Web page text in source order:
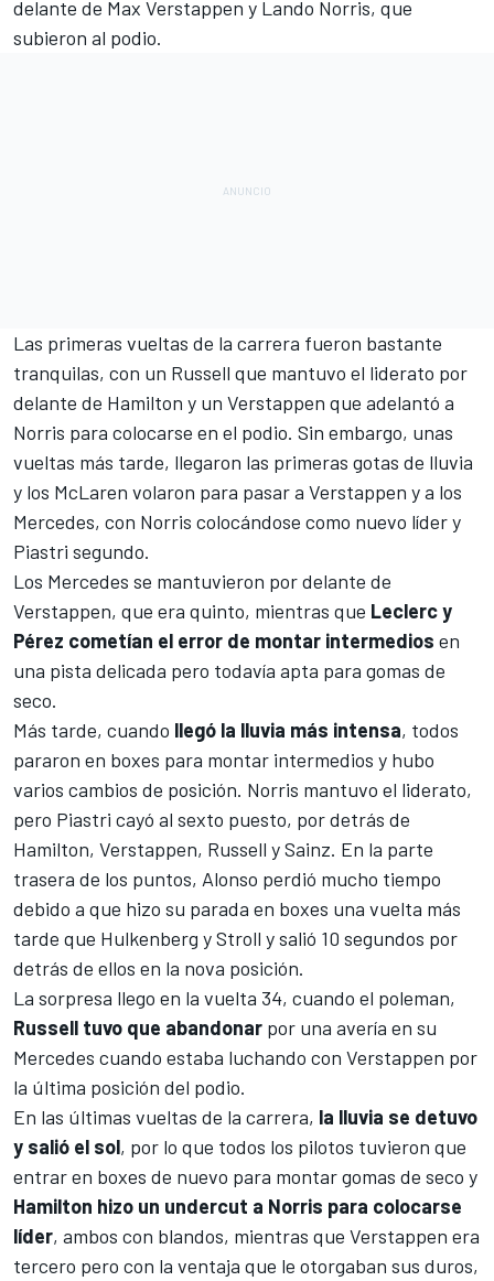
delante de Max Verstappen y Lando Norris, que
subieron al podio.
Las primeras vueltas de la carrera fueron bastante
tranquilas, con un Russell que mantuvo el liderato por
delante de Hamilton y un Verstappen que adelantó a
Norris para colocarse en el podio. Sin embargo, unas
vueltas más tarde, llegaron las primeras gotas de lluvia
y los McLaren volaron para pasar a Verstappen y a los
Mercedes, con Norris colocándose como nuevo líder y
Piastri segundo.
Los Mercedes se mantuvieron por delante de
Verstappen, que era quinto, mientras que Leclerc y
Pérez cometían el error de montar intermedios en
una pista delicada pero todavía apta para gomas de
seco.
Más tarde, cuando llegó la lluvia más intensa, todos
pararon en boxes para montar intermedios y hubo
varios cambios de posición. Norris mantuvo el liderato,
pero Piastri cayó al sexto puesto, por detrás de
Hamilton, Verstappen, Russell y Sainz. En la parte
trasera de los puntos, Alonso perdió mucho tiempo
debido a que hizo su parada en boxes una vuelta más
tarde que Hulkenberg y Stroll y salió 10 segundos por
detrás de ellos en la nova posición.
La sorpresa llego en la vuelta 34, cuando el poleman,
Russell tuvo que abandonar por una avería en su
Mercedes cuando estaba luchando con Verstappen por
la última posición del podio.
En las últimas vueltas de la carrera, la lluvia se detuvo
y salió el sol, por lo que todos los pilotos tuvieron que
entrar en boxes de nuevo para montar gomas de seco y
Hamilton hizo un undercut a Norris para colocarse
líder, ambos con blandos, mientras que Verstappen era
tercero pero con la ventaja que le otorgaban sus duros,